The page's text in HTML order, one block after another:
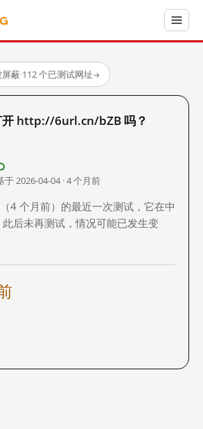
蔽·112 个已测试网址→
开 http://6url.cn/bZB 吗？
于 2026-04-04 · 4 个月前
4 个月前）的最近一次测试，它在中
后未再测试，情况可能已发生变